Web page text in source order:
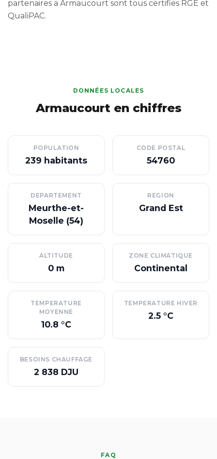
partenaires a Armaucourt sont tous certifies RGE et
QualiPAC.
DONNÉES LOCALES
Armaucourt en chiffres
POPULATION
239 habitants
CODE POSTAL
54760
DEPARTEMENT
Meurthe-et-
Moselle (54)
REGION
Grand Est
ALTITUDE
0 m
ZONE CLIMATIQUE
Continental
TEMPERATURE
MOYENNE
10.8 °C
TEMPERATURE HIVER
2.5 °C
BESOINS CHAUFFAGE
2 838 DJU
FAQ